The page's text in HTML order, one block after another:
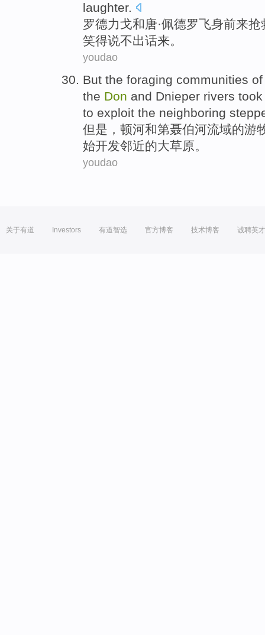
laughter.
罗德力戈和唐·佩德罗飞身前来抢
笑得说不出话来。
youdao
But the foraging communities of
the Don and Dnieper rivers
to exploit the neighboring
但是 ， 顿河和第聂伯河流域的游
始开发邻近的大草原。
youdao
关于有道 Investors 有道智选 官方博客 技术博客 诚聘英才